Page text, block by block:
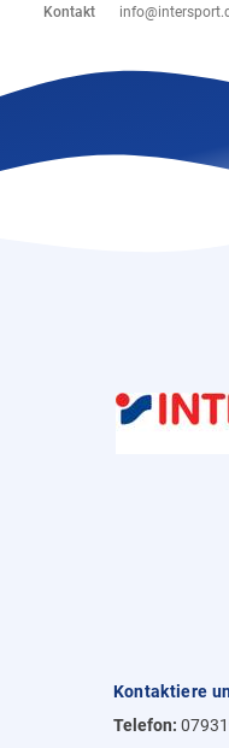
Kontakt
Kontaktiere
Telefon: